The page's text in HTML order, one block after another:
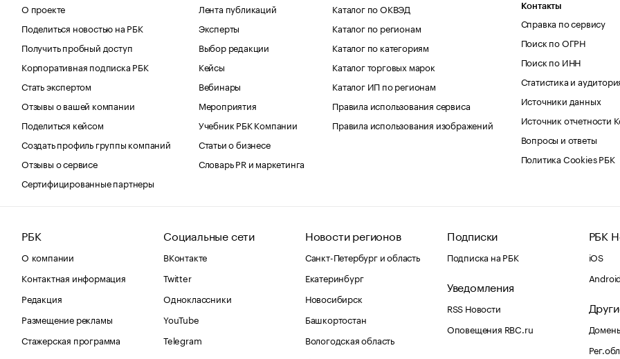
О проекте
Поделиться новостью на РБК
Получить пробный доступ
Корпоративная подписка РБК
Стать экспертом
Отзывы о вашей компании
Поделиться кейсом
Создать профиль группы компаний
Отзывы о сервисе
Сертифицированные партнеры
Лента публикаций
Эксперты
Выбор редакции
Кейсы
Вебинары
Мероприятия
Учебник РБК Компании
Статьи о бизнесе
Словарь PR и маркетинга
Каталог по ОКВЭД
Каталог по регионам
Каталог по категориям
Каталог торговых марок
Каталог ИП по регионам
Правила использования сервиса
Правила использования изображений
Контакты
Справка по сервису
Поиск по ОГРН
Поиск по ИНН
Статистика и
Источники данных
Источник отчетности
Вопросы и ответы
Политика Cookies РБК
РБК
О компании
Контактная информация
Редакция
Размещение рекламы
Стажерская программа
Социальные сети
ВКонтакте
Twitter
Одноклассники
YouTube
Telegram
Новости регионов
Санкт-Петербург и область
Екатеринбург
Новосибирск
Башкортостан
Вологодская область
Подписки
Подписка на РБК
Уведомления
RSS Новости
Оповещения RBC.ru
РБК
iOS